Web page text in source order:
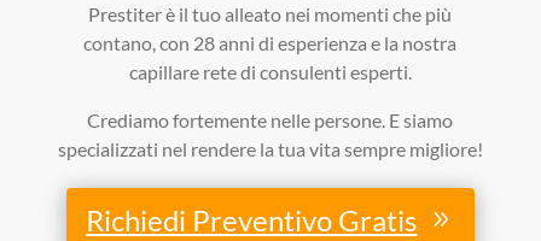
Prestiter è il tuo alleato nei momenti che più
contano, con 28 anni di esperienza e la nostra
capillare rete di consulenti esperti.
Crediamo fortemente nelle persone. E siamo
specializzati nel rendere la tua vita sempre migliore!
Richiedi Preventivo Gratis